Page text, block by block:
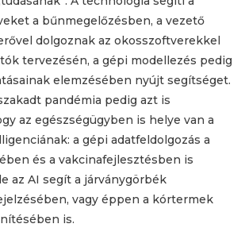
a bűnmegelőzésben, a vezető
dolgoznak az okosszoftverekkel
tervezésén, a gépi modellezés pedig
elemzésében nyújt segítséget.
pandémia pedig azt is
az egészségügyben is helye van a
a gépi adatfeldolgozás a
és a vakcinafejlesztésben is
az AI segít a járványgörbék
vagy éppen a kórtermek
is.